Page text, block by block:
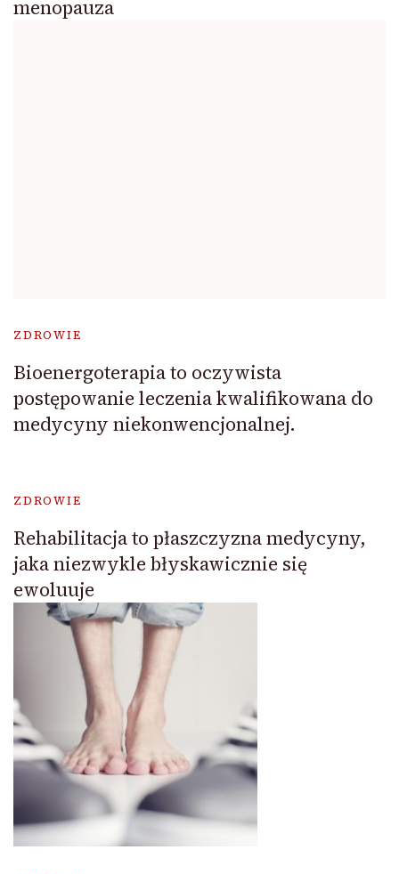
menopauza
ZDROWIE
Bioenergoterapia to oczywista
postępowanie leczenia kwalifikowana do
medycyny niekonwencjonalnej.
ZDROWIE
Rehabilitacja to płaszczyzna medycyny,
jaka niezwykle błyskawicznie się
ewoluuje